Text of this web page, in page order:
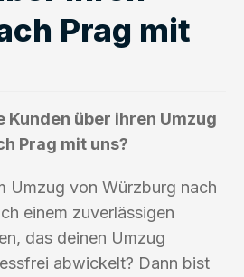
Prag mit
Kunden über ihren Umzug
Prag mit uns?
Umzug von Würzburg nach
einem zuverlässigen
das deinen Umzug
abwickelt? Dann bist